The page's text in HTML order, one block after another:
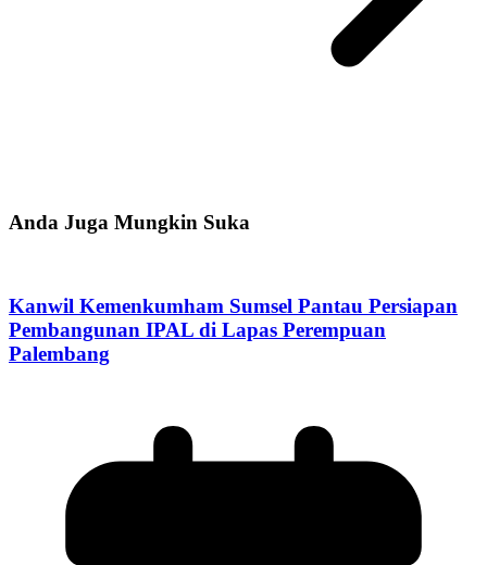
Anda Juga Mungkin Suka
Kanwil Kemenkumham Sumsel Pantau Persiapan
Pembangunan IPAL di Lapas Perempuan
Palembang